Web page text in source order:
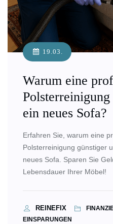
19.03.
Warum eine
ein neues Sofa?
Erfahren Sie, warum eine
Polsterreinigung günstiger
neues Sofa. Sparen Sie
Lebensdauer Ihrer Möbel!
REINEFIX
EINSPARUNGEN